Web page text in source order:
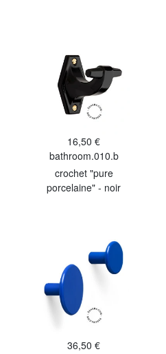
16,50 €
bathroom.010.b
crochet "pure
porcelaine" - noir
36,50 €